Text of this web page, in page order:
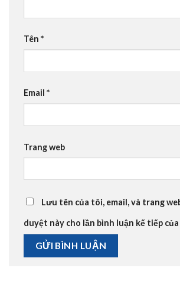
Tên *
Email *
Trang web
Lưu tên của tôi, email, và trang
duyệt này cho lần bình luận kế tiếp